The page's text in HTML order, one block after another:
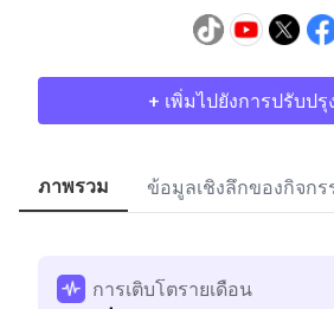
+ เพิ่มไปยังการปรับป
ภาพรวม ข้อมูลเชิงลึกของกิจกร
การเติบโตรายเดือน